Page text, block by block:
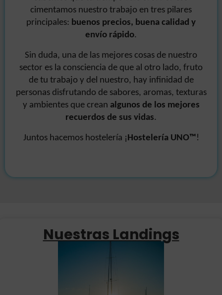
cimentamos nuestro trabajo en tres pilares
principales: buenos precios, buena calidad y
envío rápido.
Sin duda, una de las mejores cosas de nuestro
sector es la consciencia de que al otro lado, fruto
de tu trabajo y del nuestro, hay infinidad de
personas disfrutando de sabores, aromas, texturas
y ambientes que crean algunos de los mejores
recuerdos de sus vidas.
Juntos hacemos hostelería ¡Hostelería UNO™!
Nuestras Landings